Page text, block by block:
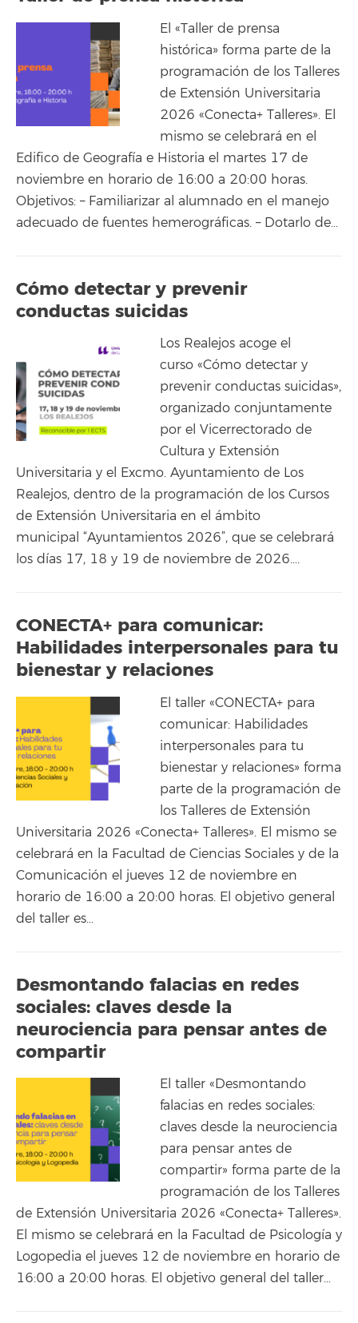
El «Taller de prensa
histórica» forma parte de la
programación de los Talleres
de Extensión Universitaria
2026 «Conecta+ Talleres». El
mismo se celebrará en el
Edifico de Geografía e Historia el martes 17 de
noviembre en horario de 16:00 a 20:00 horas.
Objetivos: – Familiarizar al alumnado en el manejo
adecuado de fuentes hemerográficas. – Dotarlo de…
Cómo detectar y prevenir
conductas suicidas
Los Realejos acoge el
curso «Cómo detectar y
prevenir conductas suicidas»,
organizado conjuntamente
por el Vicerrectorado de
Cultura y Extensión
Universitaria y el Excmo. Ayuntamiento de Los
Realejos, dentro de la programación de los Cursos
de Extensión Universitaria en el ámbito
municipal “Ayuntamientos 2026”, que se celebrará
los días 17, 18 y 19 de noviembre de 2026….
CONECTA+ para comunicar:
Habilidades interpersonales para tu
bienestar y relaciones
El taller «CONECTA+ para
comunicar: Habilidades
interpersonales para tu
bienestar y relaciones» forma
parte de la programación de
los Talleres de Extensión
Universitaria 2026 «Conecta+ Talleres». El mismo se
celebrará en la Facultad de Ciencias Sociales y de la
Comunicación el jueves 12 de noviembre en
horario de 16:00 a 20:00 horas. El objetivo general
del taller es…
Desmontando falacias en redes
sociales: claves desde la
neurociencia para pensar antes de
compartir
El taller «Desmontando
falacias en redes sociales:
claves desde la neurociencia
para pensar antes de
compartir» forma parte de la
programación de los Talleres
de Extensión Universitaria 2026 «Conecta+ Talleres».
El mismo se celebrará en la Facultad de Psicología y
Logopedia el jueves 12 de noviembre en horario de
16:00 a 20:00 horas. El objetivo general del taller…